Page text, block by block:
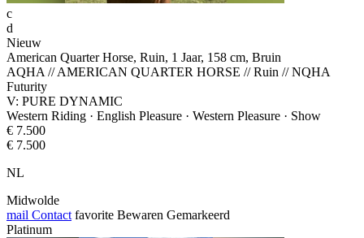
c
d
Nieuw
American Quarter Horse, Ruin, 1 Jaar, 158 cm, Bruin
AQHA // AMERICAN QUARTER HORSE // Ruin // NQHA
Futurity
V: PURE DYNAMIC
Western Riding · English Pleasure · Western Pleasure · Show
€ 7.500
€ 7.500
NL
Midwolde
mail Contact favorite Bewaren Gemarkeerd
Platinum